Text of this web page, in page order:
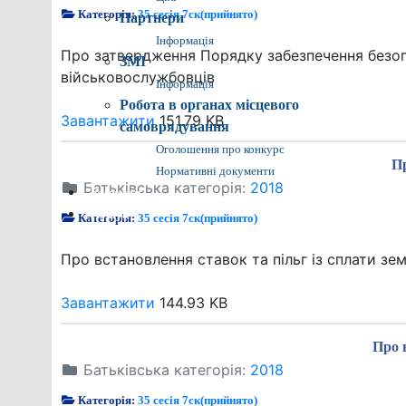
Партнери
Інформація
ЗМІ
Інформація
Робота в органах місцевого
самоврядування
Оголошення про конкурс
Нормативні документи
Контакти
Пошук
Категорія:35 сесія 7ск(прийнято)
Про затвердження Порядку забезпечення
військовослужбовців
Завантажити151.79 KB
Батьківська категорія: 2018
Категорія:35 сесія 7ск(прийнято)
Про встановлення ставок та пільг із сплати
Завантажити 144.93 KB
Про
Батьківська категорія: 2018
Категорія:35 сесія 7ск(прийнято)